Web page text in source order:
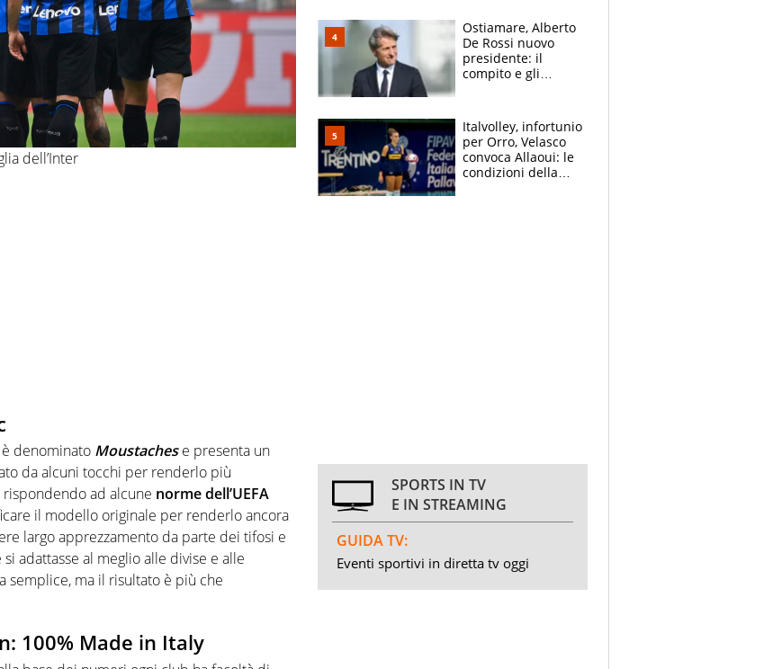
dell’Inter
denominato Moustaches e presenta un
da alcuni tocchi per renderlo più
ad alcune norme dell’UEFA
il modello originale per renderlo ancora
largo apprezzamento da parte dei tifosi e
adattasse al meglio alle divise e alle
semplice, ma il risultato è più che
100% Made in Italy
di Baresi
Ostiamare, Alberto
De Rossi nuovo
presidente: il
compito e gli
Italvolley, infortunio
per Orro, Velasco
convoca Allaoui: le
condizioni della
SPORTS IN TV
E IN STREAMING
GUIDA TV:
Eventi sportivi in diretta tv oggi